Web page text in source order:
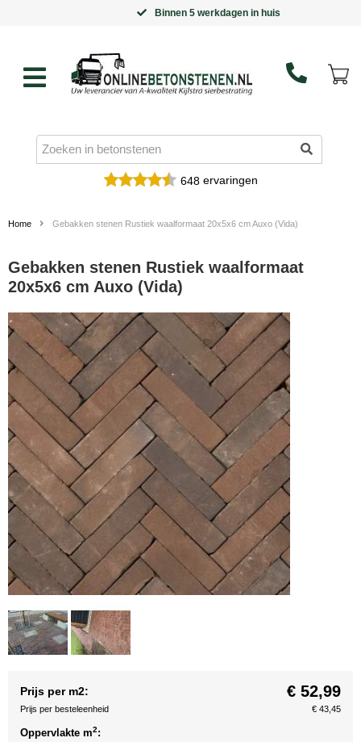
Binnen 5 werkdagen in huis
648ervaringen
Home Gebakken stenen Rustiek waalformaat 20x5x6 cm Auxo (Vida)
Gebakken stenen Rustiek waalformaat
20x5x6 cm Auxo (Vida)
Prijs per m2: € 52,99
Prijs per besteleenheid € 43,45
Oppervlakte m2: